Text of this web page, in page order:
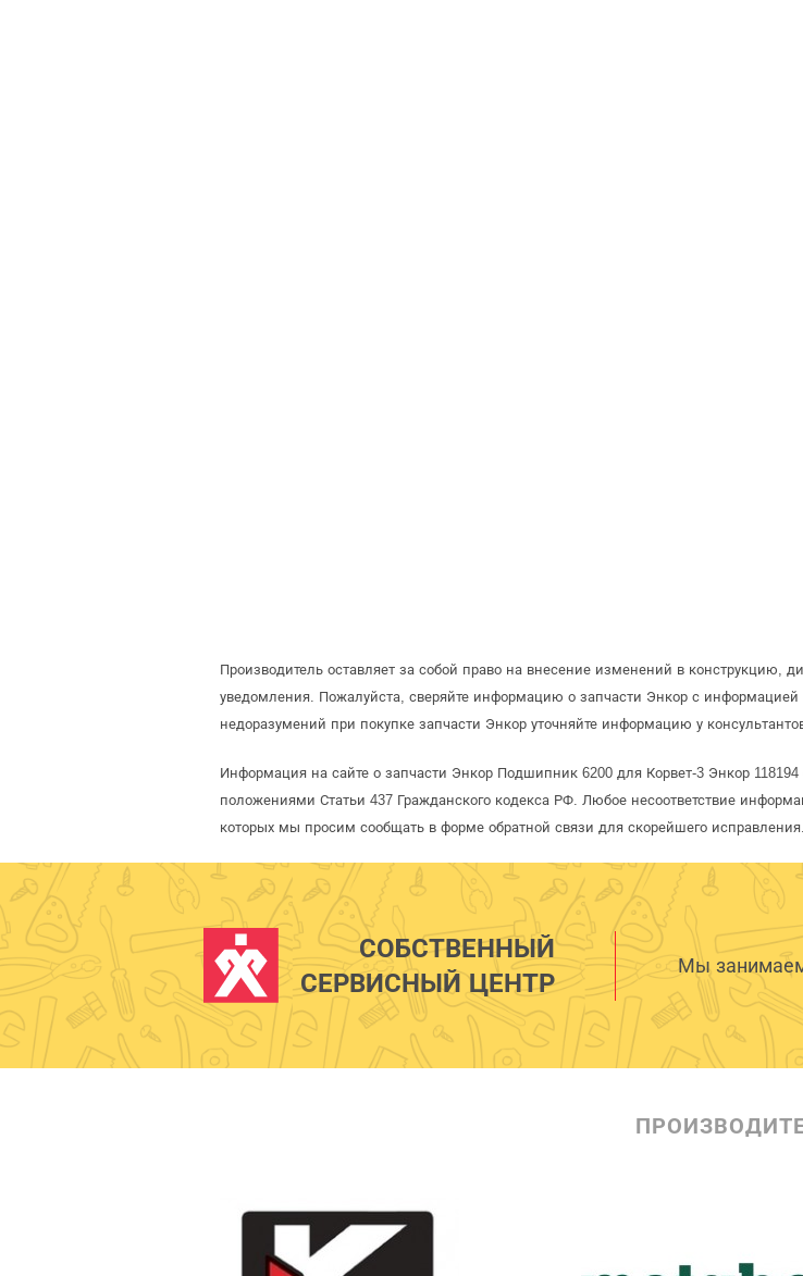
Производитель оставляет за собой право на внесение изменений в конструкцию,
уведомления. Пожалуйста, сверяйте информацию о запчасти Энкор с
недоразумений при покупке запчасти Энкор уточняйте информацию у
Информация на сайте о запчасти Энкор Подшипник 6200 для Корвет-3 Энкор
положениями Статьи 437 Гражданского кодекса РФ. Любое несоответствие
которых мы просим сообщать в форме обратной связи для скорейшего исправления.
СОБСТВЕННЫЙ
СЕРВИСНЫЙ ЦЕНТР
Мы